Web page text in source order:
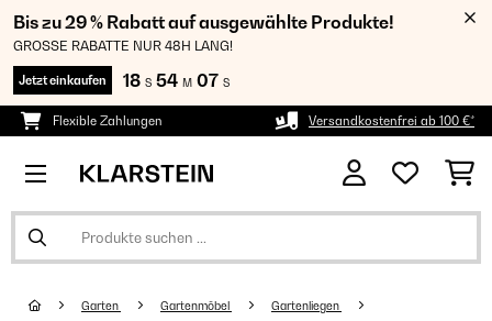
Bis zu 29 % Rabatt auf ausgewählte Produkte!
GROSSE RABATTE NUR 48H LANG!
Jetzt einkaufen 18 S 54 M 07 S
Flexible Zahlungen Versandkostenfrei ab 100 €*
Garten Gartenmöbel Gartenliegen